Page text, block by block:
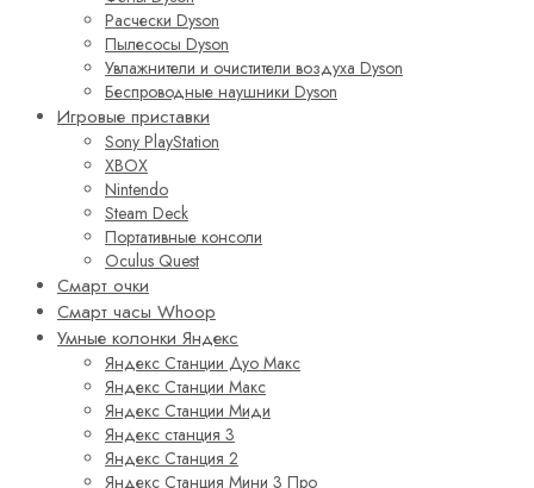
Расчески Dyson
Пылесосы Dyson
Увлажнители и очистители воздуха Dyson
Беспроводные наушники Dyson
Игровые приставки
Sony PlayStation
XBOX
Nintendo
Steam Deck
Портативные консоли
Oculus Quest
Смарт очки
Смарт часы Whoop
Умные колонки Яндекс
Яндекс Станции Дуо Макс
Яндекс Станции Макс
Яндекс Станции Миди
Яндекс станция 3
Яндекс Станция 2
Яндекс Станция Мини 3 Про